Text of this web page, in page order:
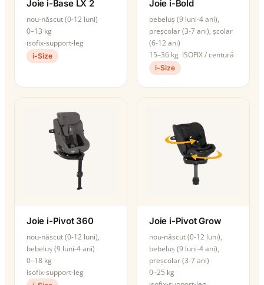
Joie i-Base LX 2
nou-născut (0-12 luni)
0–13 kg
isofix-support-leg
i-Size
Joie i-Bold
bebeluș (9 luni-4 ani),
preșcolar (3-7 ani), școlar
(6-12 ani)
15–36 kg ISOFIX / centură
i-Size
Joie i-Pivot 360
nou-născut (0-12 luni),
bebeluș (9 luni-4 ani)
0–18 kg
isofix-support-leg
Joie i-Pivot Grow
nou-născut (0-12 luni),
bebeluș (9 luni-4 ani),
preșcolar (3-7 ani)
0–25 kg